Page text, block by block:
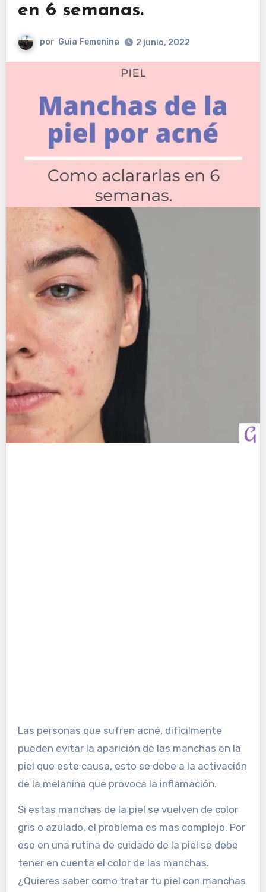
en 6 semanas.
por Guia Femenina 2 junio, 2022
Las personas que sufren acné, difícilmente
pueden evitar la aparición de las manchas en la
piel que este causa, esto se debe a la activación
de la melanina que provoca la inflamación.
Si estas manchas de la piel se vuelven de color
gris o azulado, el problema es mas complejo. Por
eso en una rutina de cuidado de la piel se debe
tener en cuenta el color de las manchas.
¿Quieres saber como tratar tu piel con manchas